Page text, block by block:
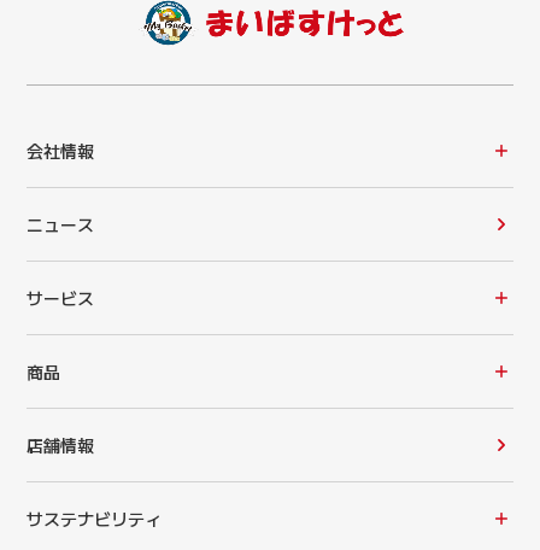
会社情報
ニュース
サービス
商品
店舗情報
サステナビリティ